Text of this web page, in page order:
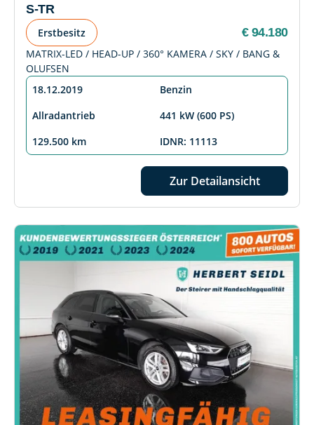
S-TR
Erstbesitz € 94.180
MATRIX-LED / HEAD-UP / 360° KAMERA / SKY / BANG &
OLUFSEN
18.12.2019
Benzin
Allradantrieb
441 kW (600 PS)
129.500 km
IDNR: 11113
Zur Detailansicht